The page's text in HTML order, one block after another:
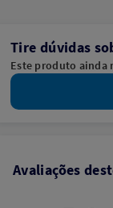
Tire dúvidas
Este produto ainda
Avaliações